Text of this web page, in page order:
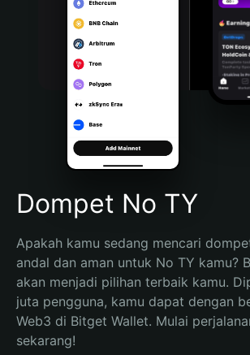
Português (Portugal)
Bahasa Indonesia
Português (Brasil)
Español (Argentina)
Dompet No TY
Apakah kamu sedang mencari
andal dan aman untuk No TY kamu?
akan menjadi pilihan terbaik kamu.
juta pengguna, kamu dapat dengan
Web3 di Bitget Wallet. Mulai
sekarang!